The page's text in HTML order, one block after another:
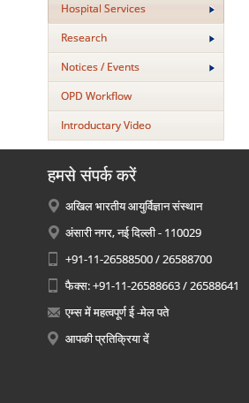
Hospital Services
Research
Notices / Events
OPD Workflow
Introductary Video
हमसे संपर्क करें
अखिल भारतीय आयुर्विज्ञान संस्थान
अंसारी नगर, नई दिल्ली - 110029
+91-11-26588500 / 26588700
फैक्स: +91-11-26588663 / 26588641
एम्स में महत्वपूर्ण ई -मेल पते
आपकी प्रतिक्रिया दें